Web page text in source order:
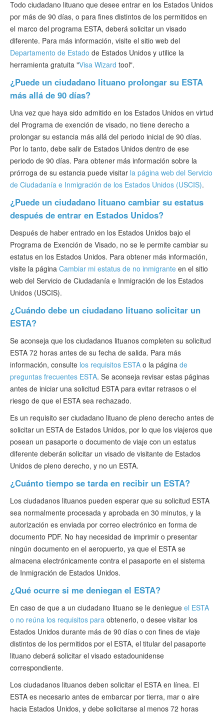
Todo ciudadano lituano que desee entrar en los Estados Unidos
por más de 90 días, o para fines distintos de los permitidos en
el marco del programa ESTA, deberá solicitar un visado
diferente. Para más información, visite el sitio web del
Departamento de Estado de Estados Unidos y utilice la
herramienta gratuita "Visa Wizard tool".
¿Puede un ciudadano lituano prolongar su ESTA
más allá de 90 días?
Una vez que haya sido admitido en los Estados Unidos en virtud
del Programa de exención de visado, no tiene derecho a
prolongar su estancia más allá del periodo inicial de 90 días.
Por lo tanto, debe salir de Estados Unidos dentro de ese
periodo de 90 días. Para obtener más información sobre la
prórroga de su estancia puede visitar la página web del Servicio
de Ciudadanía e Inmigración de los Estados Unidos (USCIS).
¿Puede un ciudadano lituano cambiar su estatus
después de entrar en Estados Unidos?
Después de haber entrado en los Estados Unidos bajo el
Programa de Exención de Visado, no se le permite cambiar su
estatus en los Estados Unidos. Para obtener más información,
visite la página Cambiar mi estatus de no inmigrante en el sitio
web del Servicio de Ciudadanía e Inmigración de los Estados
Unidos (USCIS).
¿Cuándo debe un ciudadano lituano solicitar un
ESTA?
Se aconseja que los ciudadanos lituanos completen su solicitud
ESTA 72 horas antes de su fecha de salida. Para más
información, consulte los requisitos ESTA o la página de
preguntas frecuentes ESTA. Se aconseja revisar estas páginas
antes de iniciar una solicitud ESTA para evitar retrasos o el
riesgo de que el ESTA sea rechazado.
Es un requisito ser ciudadano lituano de pleno derecho antes de
solicitar un ESTA de Estados Unidos, por lo que los viajeros que
posean un pasaporte o documento de viaje con un estatus
diferente deberán solicitar un visado de visitante de Estados
Unidos de pleno derecho, y no un ESTA.
¿Cuánto tiempo se tarda en recibir un ESTA?
Los ciudadanos lituanos pueden esperar que su solicitud ESTA
sea normalmente procesada y aprobada en 30 minutos, y la
autorización es enviada por correo electrónico en forma de
documento PDF. No hay necesidad de imprimir o presentar
ningún documento en el aeropuerto, ya que el ESTA se
almacena electrónicamente contra el pasaporte en el sistema
de Inmigración de Estados Unidos.
¿Qué ocurre si me deniegan el ESTA?
En caso de que a un ciudadano lituano se le deniegue el ESTA
o no reúna los requisitos para obtenerlo, o desee visitar los
Estados Unidos durante más de 90 días o con fines de viaje
distintos de los permitidos por el ESTA, el titular del pasaporte
lituano deberá solicitar el visado estadounidense
correspondiente.
Los ciudadanos lituanos deben solicitar el ESTA en línea. El
ESTA es necesario antes de embarcar por tierra, mar o aire
hacia Estados Unidos, y debe solicitarse al menos 72 horas